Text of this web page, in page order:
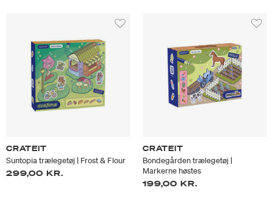
CRATEIT
Suntopia trælegetøj | Frost & Flour
299,00 KR.
CRATEIT
Bondegården trælegetøj |
Markerne høstes
199,00 KR.